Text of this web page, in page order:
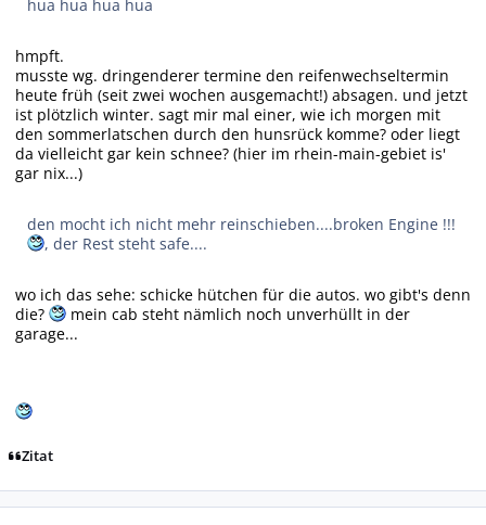
hua hua hua hua
hmpft.
musste wg. dringenderer termine den reifenwechseltermin
heute früh (seit zwei wochen ausgemacht!) absagen. und jetzt
ist plötzlich winter. sagt mir mal einer, wie ich morgen mit
den sommerlatschen durch den hunsrück komme? oder liegt
da vielleicht gar kein schnee? (hier im rhein-main-gebiet is'
gar nix...)
den mocht ich nicht mehr reinschieben....broken Engine !!!
, der Rest steht safe....
wo ich das sehe: schicke hütchen für die autos. wo gibt's denn
die?
mein cab steht nämlich noch unverhüllt in der
garage...
Zitat